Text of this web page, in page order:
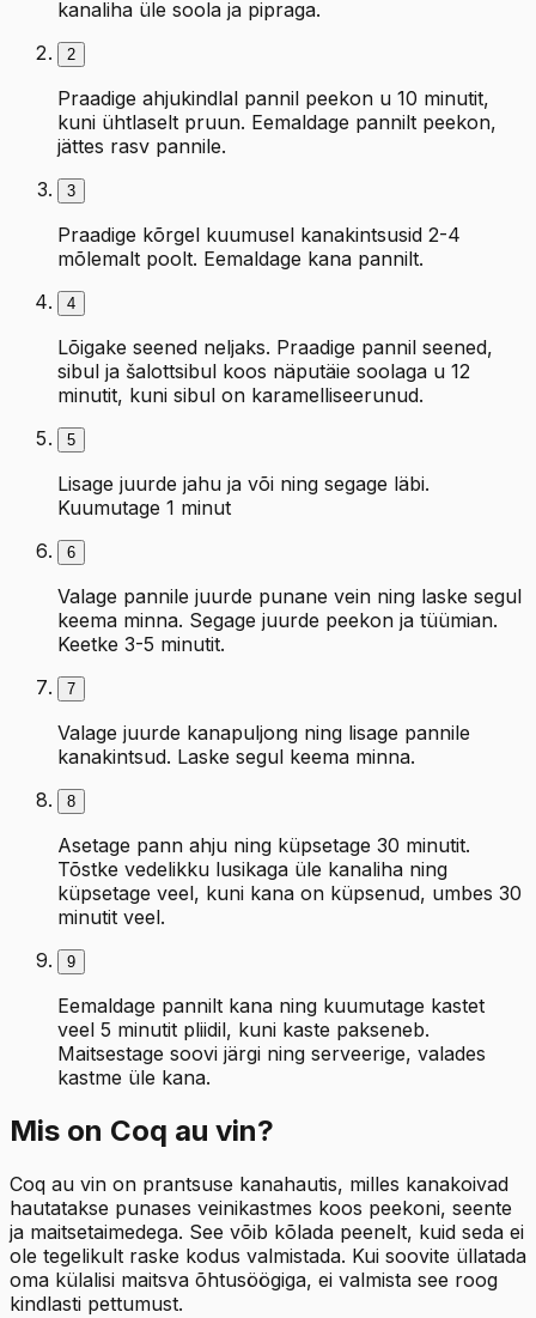
kanaliha üle soola ja pipraga.
2
Praadige ahjukindlal pannil peekon u 10 minutit,
kuni ühtlaselt pruun. Eemaldage pannilt peekon,
jättes rasv pannile.
3
Praadige kõrgel kuumusel kanakintsusid 2-4
mõlemalt poolt. Eemaldage kana pannilt.
4
Lõigake seened neljaks. Praadige pannil seened,
sibul ja šalottsibul koos näputäie soolaga u 12
minutit, kuni sibul on karamelliseerunud.
5
Lisage juurde jahu ja või ning segage läbi.
Kuumutage 1 minut
6
Valage pannile juurde punane vein ning laske segul
keema minna. Segage juurde peekon ja tüümian.
Keetke 3-5 minutit.
7
Valage juurde kanapuljong ning lisage pannile
kanakintsud. Laske segul keema minna.
8
Asetage pann ahju ning küpsetage 30 minutit.
Tõstke vedelikku lusikaga üle kanaliha ning
küpsetage veel, kuni kana on küpsenud, umbes 30
minutit veel.
9
Eemaldage pannilt kana ning kuumutage kastet
veel 5 minutit pliidil, kuni kaste pakseneb.
Maitsestage soovi järgi ning serveerige, valades
kastme üle kana.
Mis on Coq au vin?
Coq au vin on prantsuse kanahautis, milles kanakoivad
hautatakse punases veinikastmes koos peekoni, seente
ja maitsetaimedega. See võib kõlada peenelt, kuid seda ei
ole tegelikult raske kodus valmistada. Kui soovite üllatada
oma külalisi maitsva õhtusöögiga, ei valmista see roog
kindlasti pettumust.